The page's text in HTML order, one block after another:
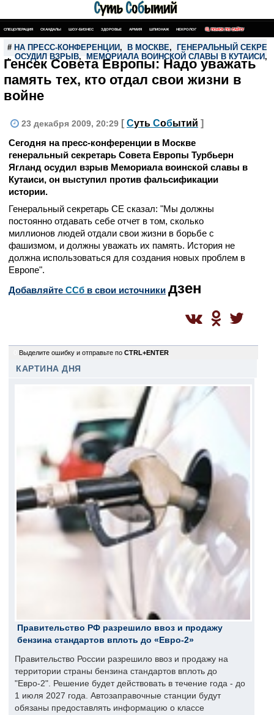
СПЕЦОПЕРАЦИЯ СКАНДАЛЫ ШОУ-БИЗНЕС ЗДОРОВЬЕ АРМИЯ ШПИОНАЖ НЕКРОЛОГ ПОИСК ПО САЙТУ
# НА ПРЕСС-КОНФЕРЕНЦИИ , В МОСКВЕ,
ГЕНЕРАЛЬНЫЙ
, ОСУДИЛ ВЗРЫВ, МЕМОРИАЛА ВОИНСКОЙ СЛАВЫ В КУТАИСИ,
Генсек Совета Европы: Надо уважать
память тех, кто отдал свои жизни в
войне
23 декабря 2009, 20:29 [ Суть Событий ]
Сегодня на пресс-конференции в Москве
генеральный секретарь Совета Европы Турбьерн
Ягланд осудил взрыв Мемориала воинской славы в
Кутаиси, он выступил против фальсификации
истории.
Генеральный секретарь СЕ сказал: "Мы должны
постоянно отдавать себе отчет в том, сколько
миллионов людей отдали свои жизни в борьбе с
фашизмом, и должны уважать их память. История не
должна использоваться для создания новых проблем в
Европе".
Добавляйте CСб в свои источники дзен
Выделите ошибку и отправьте по CTRL+ENTER
КАРТИНА ДНЯ
Правительство РФ разрешило ввоз и продажу
бензина стандартов вплоть до «Евро-2»
Правительство России разрешило ввоз и продажу на
территории страны бензина стандартов вплоть до
"Евро-2". Решение будет действовать в течение года - до
1 июля 2027 года. Автозаправочные станции будут
обязаны предоставлять информацию о классе